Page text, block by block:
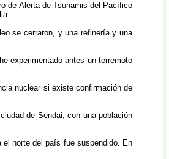
de Alerta de Tsunamis del Pacífico
se cerraron, y una refinería y una
experimentado antes un terremoto
nuclear si existe confirmación de
de Sendai, con una población
el norte del país fue suspendido. En